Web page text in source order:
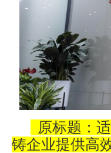
原标题：
铸企业提供高